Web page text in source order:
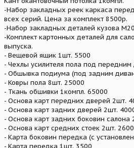
-Набор закладных реек каркаса
всех серий. Цена за комплект 8500р.
-Набор закладных деталей кузова
-Комплект картонных деталей для
выпуска.
- Вещевой ящик 1шт. 5500
- Чехлы усилителя пола под
- Обшывка подиума (под задним
- Ковры пола 8шт. 25000
- Ткань обшивки 1компл. 65000
- Основа карт передних дверей 2шт.
- Основа карт задних дверей 2шт.
- Основа карт задних боковин салона
- Основа карт средних стоек 2шт. 2600
- Карта боковин передка (с
- Карта передка 1шт. 3500